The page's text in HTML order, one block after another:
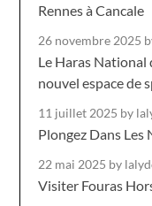
Rennes à Cancale
26 novembre 2025
Le Haras National
nouvel espace de
11 juillet 2025 by
Plongez Dans Les
22 mai 2025 by
Visiter Fouras